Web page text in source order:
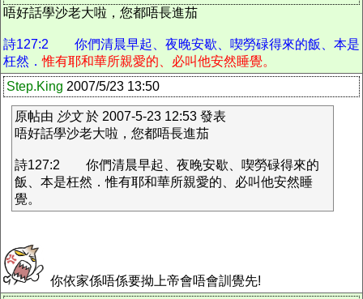
唔好話學沙老大啦，您都唔長進茄
詩127:2 你們清晨早起、夜晚安歇、喫勞碌得來的飯、本是
枉然．惟有耶和華所親愛的、必叫他安然睡覺。
Step.King 2007/5/23 13:50
原帖由 沙文於 2007-5-23 12:53 發表
唔好話學沙老大啦，您都唔長進茄
詩127:2 你們清晨早起、夜晚安歇、喫勞碌得來的
飯、本是枉然．惟有耶和華所親愛的、必叫他安然睡
覺。
你依家係唔係要拗上帝會唔會訓覺先!